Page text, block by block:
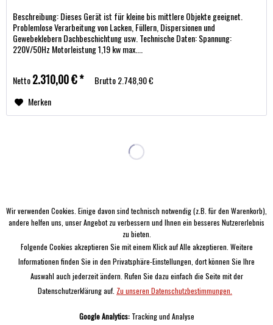
Beschreibung: Dieses Gerät ist für kleine bis mittlere Objekte geeignet.
Problemlose Verarbeitung von Lacken, Füllern, Dispersionen und
Gewebeklebern Dachbeschichtung usw. Technische Daten: Spannung:
220V/50Hz Motorleistung 1,19 kw max....
Netto2.310,00 € * Brutto2.748,90 €
Merken
SERVICE
Informationen
Wir verwenden Cookies. Einige davon sind technisch notwendig (z.B. für den Warenkorb),
andere helfen uns, unser Angebot zu verbessern und Ihnen ein besseres Nutzererlebnis
zu bieten.
Folgende Cookies akzeptieren Sie mit einem Klick auf Alle akzeptieren. Weitere
Informationen finden Sie in den Privatsphäre-Einstellungen, dort können Sie Ihre
Auswahl auch jederzeit ändern. Rufen Sie dazu einfach die Seite mit der
Datenschutzerklärung auf. Zu unseren Datenschutzbestimmungen.
Google Analytics:Tracking und Analyse